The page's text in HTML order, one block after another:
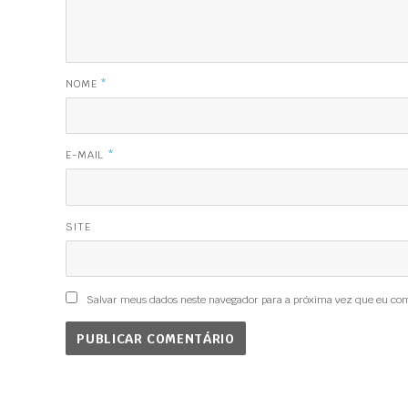
NOME *
E-MAIL *
SITE
Salvar meus dados neste navegador para a próxima vez que eu